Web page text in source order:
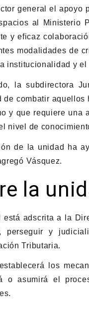
general el apoyo
al Ministerio
y eficaz
modalidades de
institucionalidad y
la subdirectora
de combatir
y que requiere una
nivel de
de la unidad ha
Vásquez.
la
está adscrita a la
perseguir y
Tributaria.
los
o asumirá el